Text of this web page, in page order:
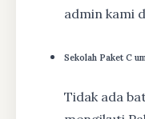
admin kami
Sekolah Paket C
Tidak ada